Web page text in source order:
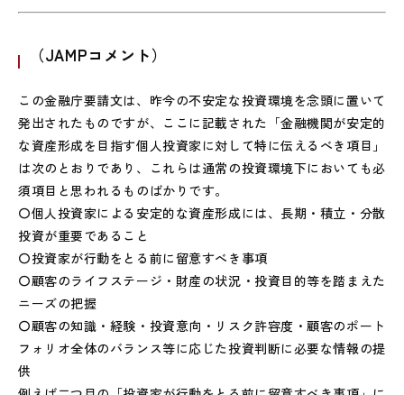
（JAMPコメント）
この金融庁要請文は、昨今の不安定な投資環境を念頭に置いて
発出されたものですが、ここに記載された「金融機関が安定的
な資産形成を目指す個人投資家に対して特に伝えるべき項目」
は次のとおりであり、これらは通常の投資環境下においても必
須項目と思われるものばかりです。
〇個人投資家による安定的な資産形成には、長期・積立・分散
投資が重要であること
〇投資家が行動をとる前に留意すべき事項
〇顧客のライフステージ・財産の状況・投資目的等を踏まえた
ニーズの把握
〇顧客の知識・経験・投資意向・リスク許容度・顧客のポート
フォリオ全体のバランス等に応じた投資判断に必要な情報の提
供